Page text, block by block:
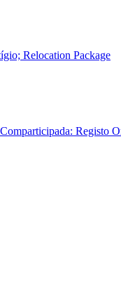
Relocation Package
Registo